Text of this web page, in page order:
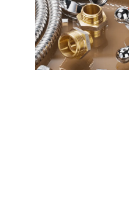
Линейни
Комплект
Смесители за